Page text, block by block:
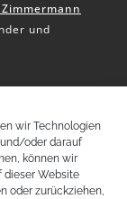
wir Technologien
oder darauf
können wir
dieser Website
oder zurückziehen,
und